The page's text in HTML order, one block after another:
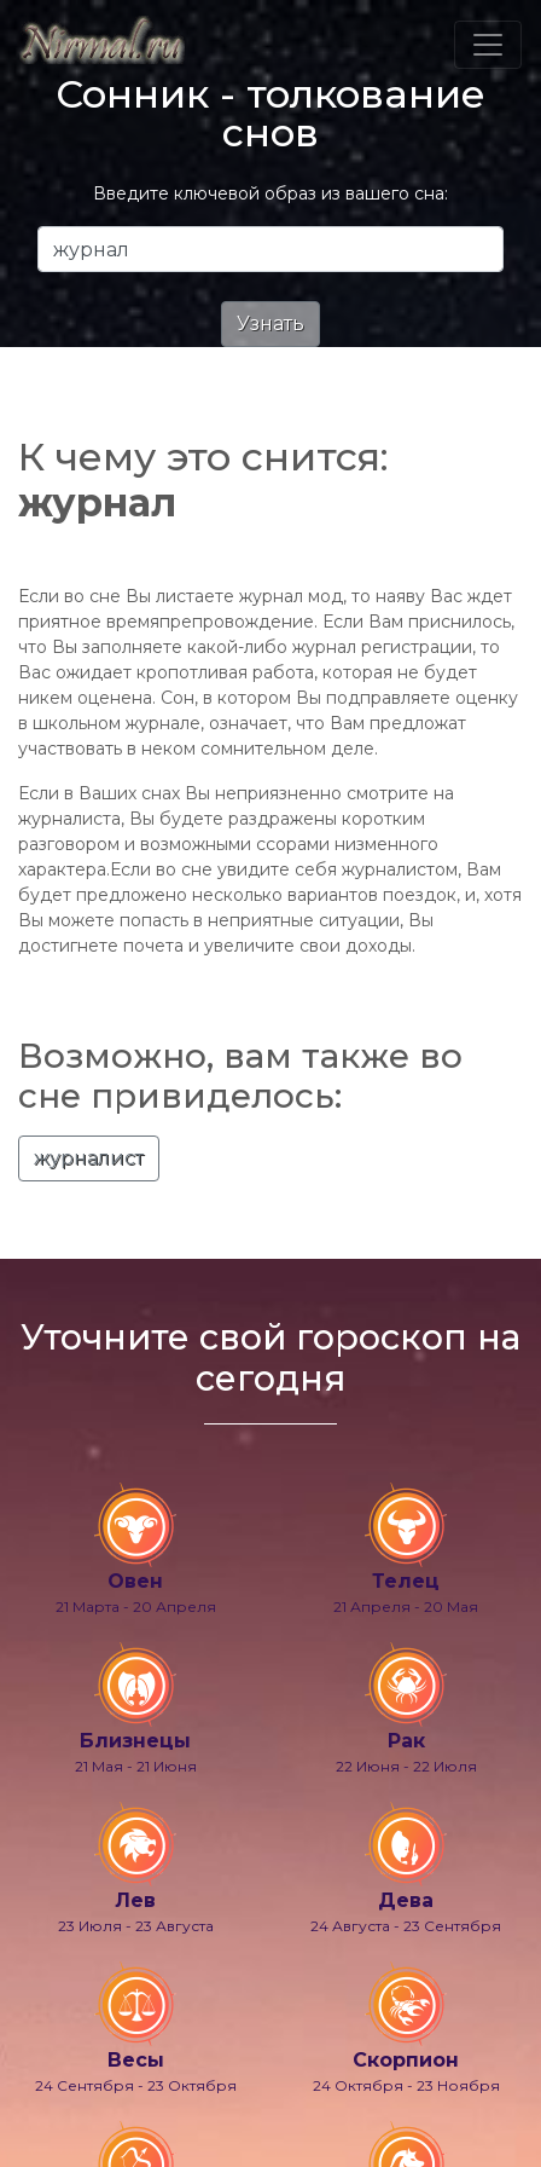
Сонник - толкование
снов
Введите ключевой образ из вашего сна:
К чему это снится:
журнал
Если во сне Вы листаете журнал мод, то наяву Вас ждет
приятное времяпрепровождение. Если Вам приснилось,
что Вы заполняете какой-либо журнал регистрации, то
Вас ожидает кропотливая работа, которая не будет
никем оценена. Сон, в котором Вы подправляете оценку
в школьном журнале, означает, что Вам предложат
участвовать в неком сомнительном деле.
Если в Ваших снах Вы неприязненно смотрите на
журналиста, Вы будете раздражены коротким
разговором и возможными ссорами низменного
характера.Если во сне увидите себя журналистом, Вам
будет предложено несколько вариантов поездок, и, хотя
Вы можете попасть в неприятные ситуации, Вы
достигнете почета и увеличите свои доходы.
Возможно, вам также во
сне привиделось:
журналист
Уточните свой гороскоп на
сегодня
Овен
21 Марта - 20 Апреля
Телец
21 Апреля - 20 Мая
Близнецы
21 Мая - 21 Июня
Рак
22 Июня - 22 Июля
Лев
23 Июля - 23 Августа
Дева
24 Августа - 23 Сентября
Весы
24 Сентября - 23 Октября
Скорпион
24 Октября - 23 Ноября